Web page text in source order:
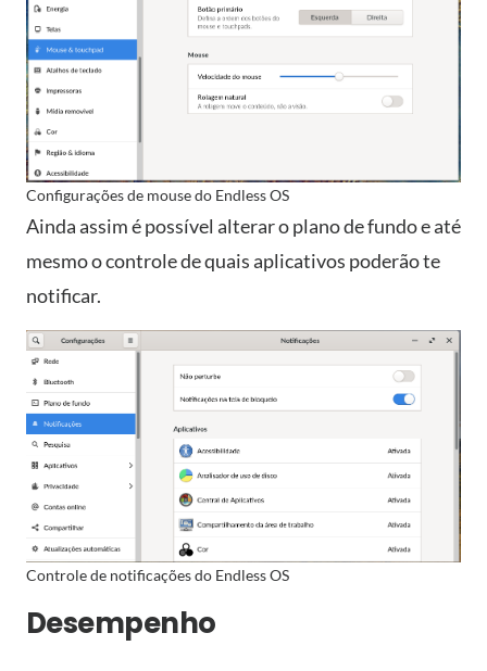
Configurações de mouse do Endless OS
Ainda assim é possível alterar o plano de fundo e até
mesmo o controle de quais aplicativos poderão te
notificar.
Controle de notificações do Endless OS
Desempenho